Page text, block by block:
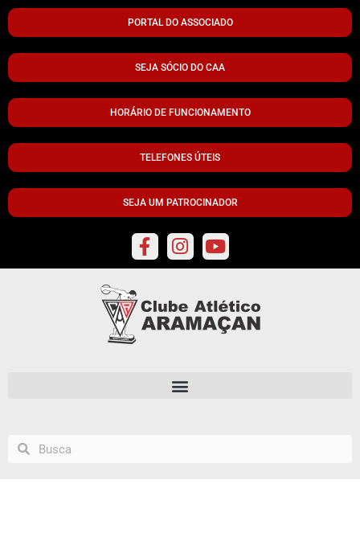
PORTAL DO ASSOCIADO
SEJA SÓCIO DO CAA
HORÁRIO DE FUNCIONAMENTO
TELEFONES ÚTEIS
SEJA UM PATROCINADOR